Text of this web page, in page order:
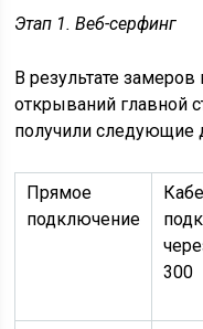
Этап 1. Веб-серфинг
В результате
открываний главной
получили следующие
Прямое
подключение
300